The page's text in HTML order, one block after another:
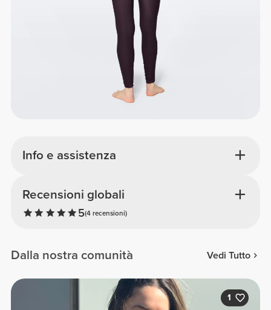
Info e assistenza
Recensioni globali
5(4 recensioni)
Dalla nostra comunità Vedi Tutto
1